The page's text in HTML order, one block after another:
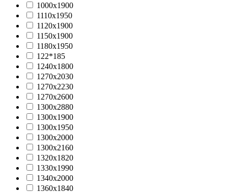
1000х1900
1110х1950
1120х1900
1150х1900
1180х1950
122*185
1240х1800
1270х2030
1270х2230
1270х2600
1300x2880
1300х1900
1300х1950
1300х2000
1300х2160
1320х1820
1330х1990
1340х2000
1360х1840